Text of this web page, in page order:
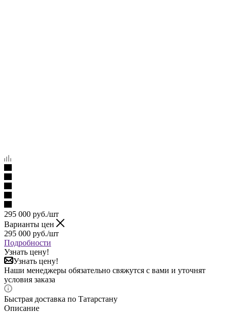
295 000 руб./шт
Варианты цен
295 000 руб./шт
Подробности
Узнать цену!
Узнать цену!
Наши менеджеры обязательно свяжутся с вами и уточнят
условия заказа
Быстрая доставка по Татарстану
Описание